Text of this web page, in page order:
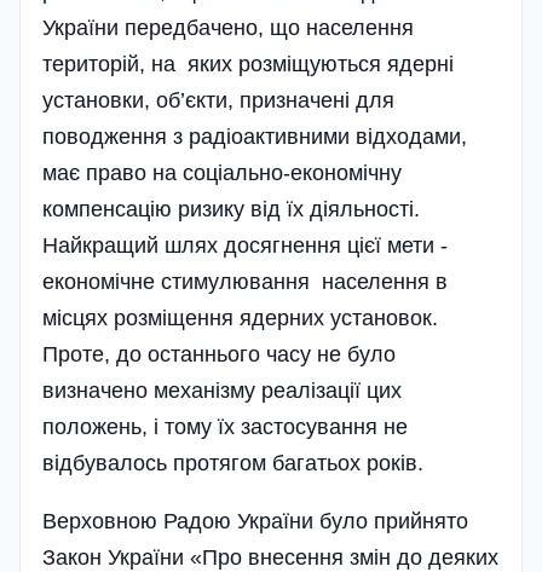
України передбачено, що населення
територій, на яких розміщуються ядерні
установки, об’єкти, призначені для
поводження з радіоактивними відходами,
має право на соціально-економічну
компенсацію ризику від їх діяльності.
Найкращий шлях досягнення цієї мети -
економічне стимулювання населення в
місцях розміщення ядерних установок.
Проте, до останнього часу не було
визначено механізму реалізації цих
положень, і тому їх застосування не
відбувалось протягом багатьох років.
Верховною Радою України було прийнято
Закон України «Про внесення змін до деяких